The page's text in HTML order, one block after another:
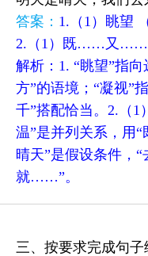
答案： 1.（1）眺望
2.（1）既……又
解析：1. “眺望”指
方”的语境；“凝视”
千”搭配恰当。2.（1
温”是并列关系，
晴天”是假设条件，
就……”。
三、按要求完成句子